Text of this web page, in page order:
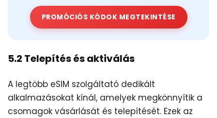
PROMÓCIÓS KÓDOK MEGTEKINTÉSE
5.2 Telepítés és aktiválás
A legtöbb eSIM szolgáltató dedikált
alkalmazásokat kínál, amelyek megkönnyítik a
csomagok vásárlását és telepítését. Ezek az